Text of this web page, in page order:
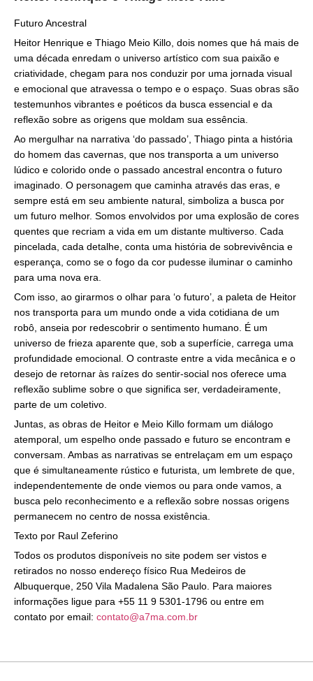
Futuro Ancestral
Heitor Henrique e Thiago Meio Killo, dois nomes que há mais de
uma década enredam o universo artístico com sua paixão e
criatividade, chegam para nos conduzir por uma jornada visual
e emocional que atravessa o tempo e o espaço. Suas obras são
testemunhos vibrantes e poéticos da busca essencial e da
reflexão sobre as origens que moldam sua essência.
Ao mergulhar na narrativa ‘do passado’, Thiago pinta a história
do homem das cavernas, que nos transporta a um universo
lúdico e colorido onde o passado ancestral encontra o futuro
imaginado. O personagem que caminha através das eras, e
sempre está em seu ambiente natural, simboliza a busca por
um futuro melhor. Somos envolvidos por uma explosão de cores
quentes que recriam a vida em um distante multiverso. Cada
pincelada, cada detalhe, conta uma história de sobrevivência e
esperança, como se o fogo da cor pudesse iluminar o caminho
para uma nova era.
Com isso, ao girarmos o olhar para ‘o futuro’, a paleta de Heitor
nos transporta para um mundo onde a vida cotidiana de um
robô, anseia por redescobrir o sentimento humano. É um
universo de frieza aparente que, sob a superfície, carrega uma
profundidade emocional. O contraste entre a vida mecânica e o
desejo de retornar às raízes do sentir-social nos oferece uma
reflexão sublime sobre o que significa ser, verdadeiramente,
parte de um coletivo.
Juntas, as obras de Heitor e Meio Killo formam um diálogo
atemporal, um espelho onde passado e futuro se encontram e
conversam. Ambas as narrativas se entrelaçam em um espaço
que é simultaneamente rústico e futurista, um lembrete de que,
independentemente de onde viemos ou para onde vamos, a
busca pelo reconhecimento e a reflexão sobre nossas origens
permanecem no centro de nossa existência.
Texto por Raul Zeferino
Todos os produtos disponíveis no site podem ser vistos e
retirados no nosso endereço físico Rua Medeiros de
Albuquerque, 250 Vila Madalena São Paulo. Para maiores
informações ligue para +55 11 9 5301-1796 ou entre em
contato por email: contato@a7ma.com.br